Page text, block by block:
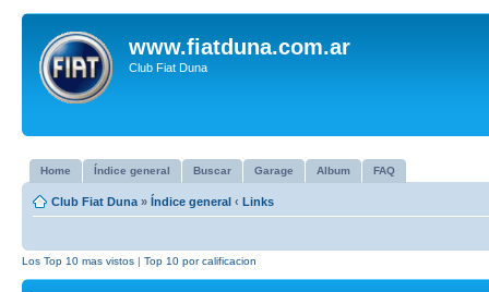
www.fiatduna.com.ar
Club Fiat Duna
Home Índice general Buscar Garage Album FAQ
Club Fiat Duna » Índice general ‹ Links
Los Top 10 mas vistos | Top 10 por calificacion